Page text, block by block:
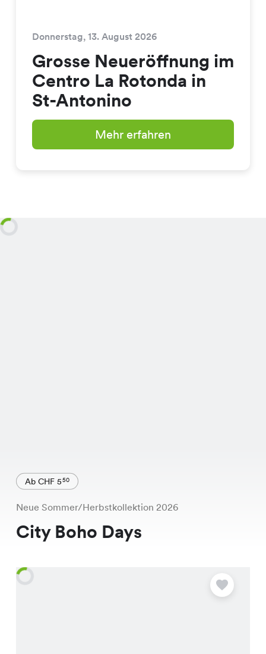
Donnerstag, 13. August 2026
Grosse Neueröffnung im
Centro La Rotonda in
St-Antonino
Mehr erfahren
Ab CHF 550
Neue Sommer/Herbstkollektion 2026
City Boho Days